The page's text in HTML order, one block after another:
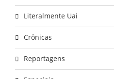
Literalmente Uai
Crônicas
Reportagens